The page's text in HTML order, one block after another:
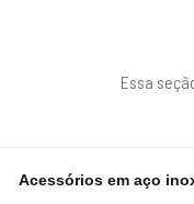
Essa
Acessórios em aço